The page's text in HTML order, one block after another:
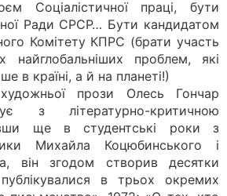
Соціалістичної праці, бути
Ради СРСР… Бути кандидатом
Комітету КПРС (брати участь
найглобальніших проблем, які
в країні, а й на планеті!)
прози Олесь Гончар
з літературно-критичною
ще в студентські роки з
Михайла Коцюбинського і
він згодом створив десятки
в трьох окремих